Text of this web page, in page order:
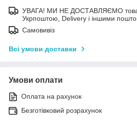
УВАГА! МИ НЕ ДОСТАВЛЯЄМО
Укрпоштою, Delivery і іншими
Самовивіз
Всі умови доставки
Умови оплати
Оплата на рахунок
Безготівковий розрахунок